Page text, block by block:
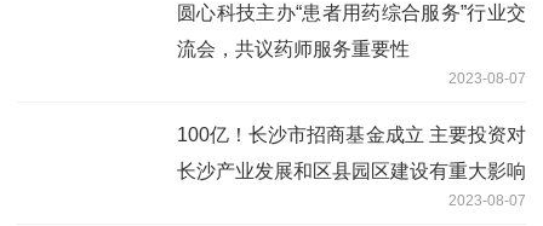
圆心科技主办“患者用药综合服务”行业交
流会，共议药师服务重要性
2023-08-07
100亿！长沙市招商基金成立 主要投资对
长沙产业发展和区县园区建设有重大影响
2023-08-07